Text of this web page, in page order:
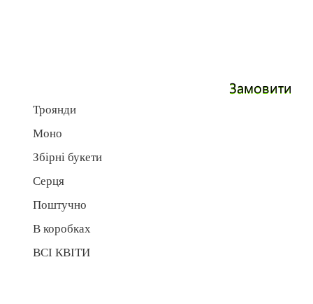
Замовити
Троянди
Моно
Збірні букети
Серця
Поштучно
В коробках
ВСІ КВІТИ